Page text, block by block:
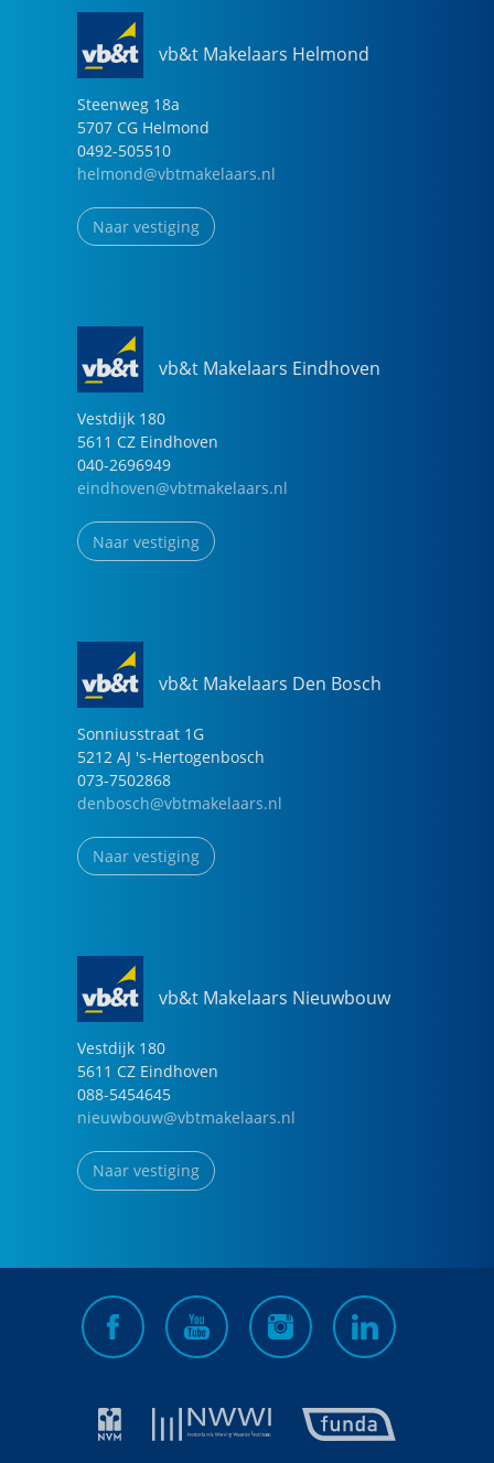
vb&t Makelaars Helmond
Steenweg 18a
5707 CG Helmond
0492-505510
helmond@vbtmakelaars.nl
Naar vestiging
vb&t Makelaars Eindhoven
Vestdijk 180
5611 CZ Eindhoven
040-2696949
eindhoven@vbtmakelaars.nl
Naar vestiging
vb&t Makelaars Den Bosch
Sonniusstraat 1G
5212 AJ 's-Hertogenbosch
073-7502868
denbosch@vbtmakelaars.nl
Naar vestiging
vb&t Makelaars Nieuwbouw
Vestdijk 180
5611 CZ Eindhoven
088-5454645
nieuwbouw@vbtmakelaars.nl
Naar vestiging